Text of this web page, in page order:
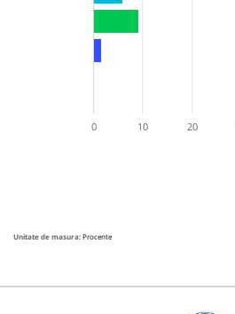
0 10 20
Unitate de masura:Procente